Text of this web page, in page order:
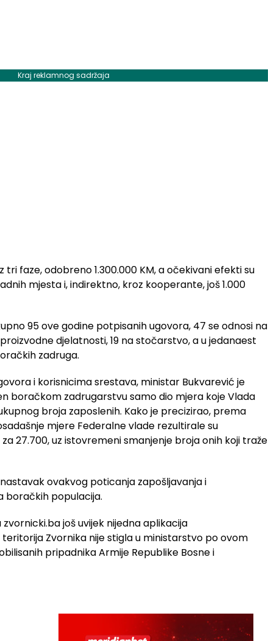
Kraj reklamnog sadržaja
tri faze, odobreno 1.300.000 KM, a očekivani efekti su
mjesta i, indirektno, kroz kooperante, još 1.000
95 ove godine potpisanih ugovora, 47 se odnosi na
djelatnosti, 19 na stočarstvo, a u jedanaest
zadruga.
i korisnicima srestava, ministar Bukvarević je
boračkom zadrugarstvu samo dio mjera koje Vlada
broja zaposlenih. Kako je precizirao, prema
mjere Federalne vlade rezultirale su
27.700, uz istovremeni smanjenje broja onih koji traže
ovakvog poticanja zapošljavanja i
boračkih populacija.
još uvijek nijedna aplikacija
Zvornika nije stigla u ministarstvo po ovom
pripadnika Armije Republike Bosne i